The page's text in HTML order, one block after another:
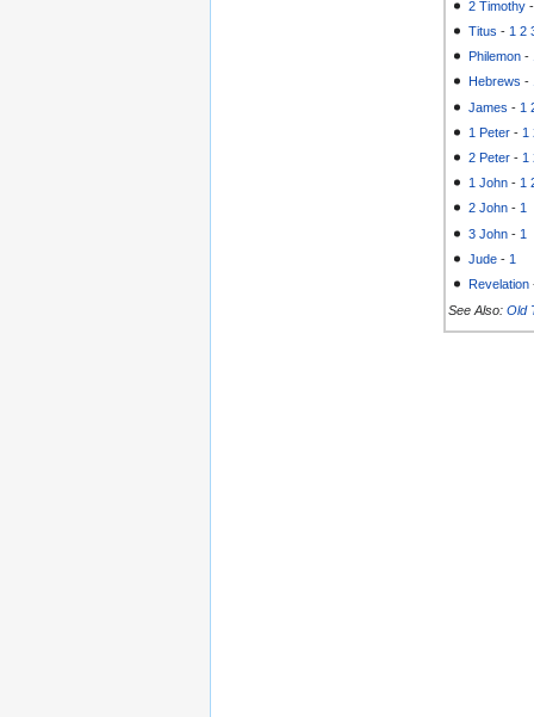
2 Timothy
Titus - 1 2
Philemon -
Hebrews -
James - 1
1 Peter - 1
2 Peter - 1
1 John - 1
2 John - 1
3 John - 1
Jude - 1
Revelation
See Also: Old